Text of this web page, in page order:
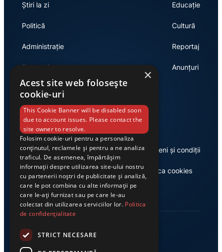
Știri la zi
Politică
Administrație
Economie
Educație
Cultură
Reportaj
Anunțuri
Link-uri utile
Despre noi
Casa de editură Exclusiv
Termeni și condiții
Politica cookies
×
Acest site web folosește
cookie-uri
This Cookie Banner will be disabled soon
due to account issues. Please contact the
site owner to resolve.
Folosim cookie-uri pentru a personaliza
conținutul, reclamele și pentru a ne analiza
traficul. De asemenea, împărtășim
informații despre utilizarea site-ului nostru
cu partenerii noștri de publicitate și analiză,
care le pot combina cu alte informații pe
care le-ați furnizat sau pe care le-au
colectat din utilizarea serviciilor lor. Politica
de confidențialitate
STRICT NECESARE